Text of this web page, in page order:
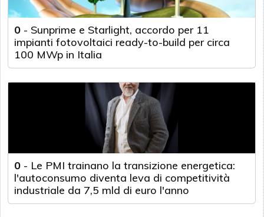
0 - Sunprime e Starlight, accordo per 11
impianti fotovoltaici ready-to-build per circa
100 MWp in Italia
0 - Le PMI trainano la transizione energetica:
l'autoconsumo diventa leva di competitività
industriale da 7,5 mld di euro l'anno